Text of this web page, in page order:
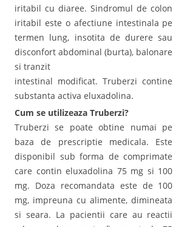
iritabil cu diaree. Sindromul de colon
iritabil este o afectiune intestinala pe
termen lung, insotita de durere sau
disconfort abdominal (burta), balonare
si tranzit
intestinal modificat. Truberzi contine
substanta activa eluxadolina.
Cum se utilizeaza Truberzi?
Truberzi se poate obtine numai pe
baza de prescriptie medicala. Este
disponibil sub forma de comprimate
care contin eluxadolina 75 mg si 100
mg. Doza recomandata este de 100
mg, impreuna cu alimente, dimineata
si seara. La pacientii care au reactii